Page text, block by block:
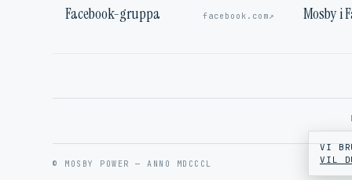
Facebook-gruppa facebook.com↗ Mosby i
© MOSBY POWER — ANNO MDCCCL
VI
VIL